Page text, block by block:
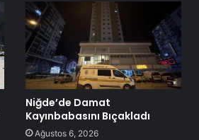
Niğde’de Damat
Kayınbabasını Bıçakladı
Ağustos 6, 2026